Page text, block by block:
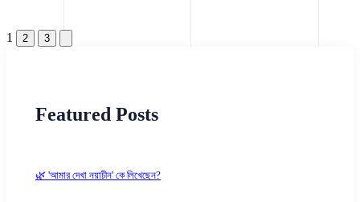
Featured Posts
🌿 'আমার দেখা নয়াচীন' কে লিখেছেন?
1 2 3